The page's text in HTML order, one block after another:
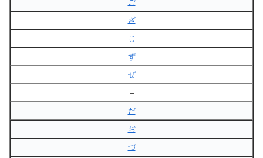
ご
ざ
じ
ず
ぜ
–
だ
ぢ
づ